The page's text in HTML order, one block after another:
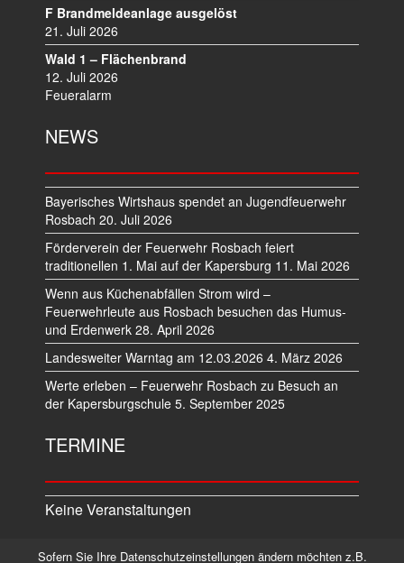
F Brandmeldeanlage ausgelöst
21. Juli 2026
Wald 1 – Flächenbrand
12. Juli 2026
Feueralarm
NEWS
Bayerisches Wirtshaus spendet an Jugendfeuerwehr
Rosbach 20. Juli 2026
Förderverein der Feuerwehr Rosbach feiert
traditionellen 1. Mai auf der Kapersburg 11. Mai 2026
Wenn aus Küchenabfällen Strom wird –
Feuerwehrleute aus Rosbach besuchen das Humus-
und Erdenwerk 28. April 2026
Landesweiter Warntag am 12.03.2026 4. März 2026
Werte erleben – Feuerwehr Rosbach zu Besuch an
der Kapersburgschule 5. September 2025
TERMINE
Keine Veranstaltungen
Sofern Sie Ihre Datenschutzeinstellungen ändern möchten z.B.